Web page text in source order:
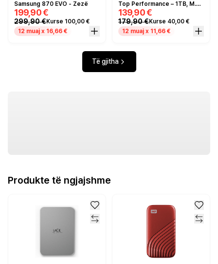
Samsung 870 EVO - Zezë
199,90 €
299,90 €Kurse 100,00 €
12 muaj x 16,66 €
Top Performance – 1TB, M.2
2280, SATA III, 520MB/s
Read, 420-500MB/s Write -
Gri
139,90 €
179,90 €Kurse 40,00 €
12 muaj x 11,66 €
Të gjitha
Produkte të ngjajshme